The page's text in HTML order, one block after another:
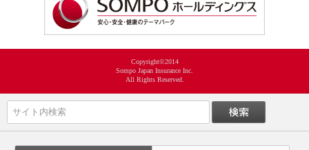
Copyright©2014
Sompo Japan Insurance Inc.
All Rights Reserved.